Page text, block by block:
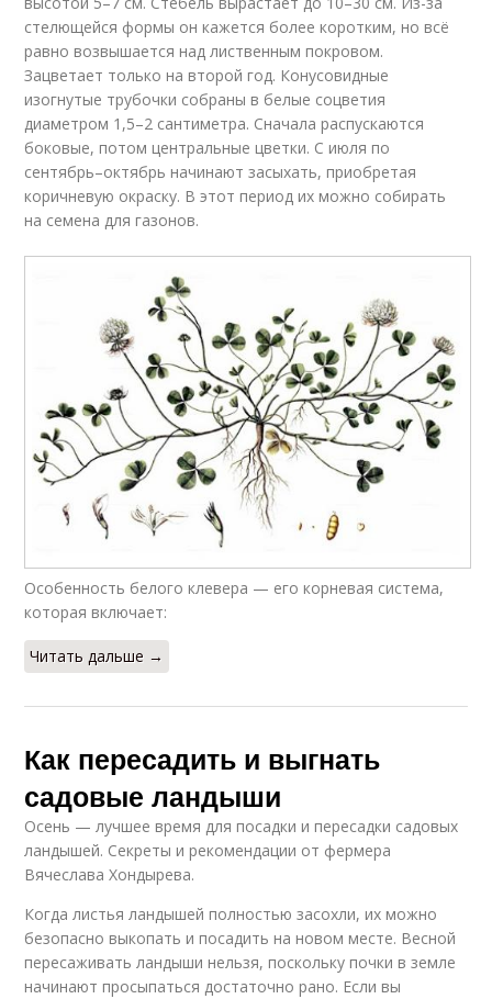
стелющейся формы он кажется более коротким, но всё
равно возвышается над лиственным покровом.
Зацветает только на второй год. Конусовидные
изогнутые трубочки собраны в белые соцветия
диаметром 1,5–2 сантиметра. Сначала распускаются
боковые, потом центральные цветки. С июля по
сентябрь–октябрь начинают засыхать, приобретая
коричневую окраску. В этот период их можно собирать
на семена для газонов.
Особенность белого клевера — его корневая система,
которая включает:
Читать дальше →
Как пересадить и выгнать
садовые ландыши
Осень — лучшее время для посадки и пересадки садовых
ландышей. Секреты и рекомендации от фермера
Вячеслава Хондырева.
Когда листья ландышей полностью засохли, их можно
безопасно выкопать и посадить на новом месте. Весной
пересаживать ландыши нельзя, поскольку почки в земле
начинают просыпаться достаточно рано. Если вы